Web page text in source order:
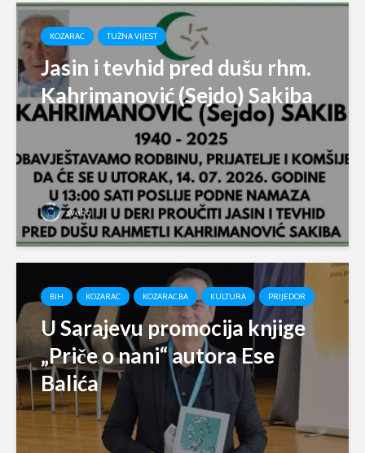
KOZARAC TUŽNA VIJEST
Jasin i tevhid pred dušu rhm.
Kahrimanović (Sejdo) Sakiba
svabo
BIH KOZARAC KOZARAC.BA KULTURA PRIJEDOR
U Sarajevu promocija knjige
„Priče o nani“ autora Ese
Balića